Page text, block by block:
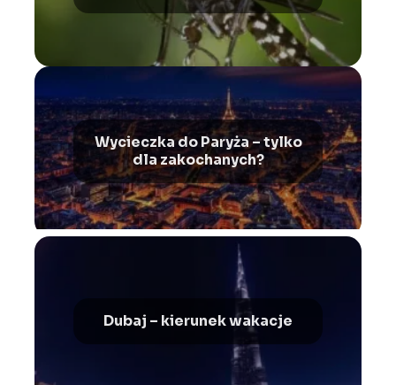
Wycieczka do Paryża – tylko
dla zakochanych?
Dubaj – kierunek wakacje